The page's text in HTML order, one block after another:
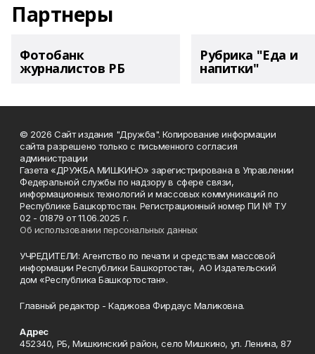
Партнеры
Фотобанк
журналистов РБ
Рубрика "Еда и
напитки"
© 2026 Сайт издания "Дружба". Копирование информации
сайта разрешено только с письменного согласия
администрации
Газета «ДРУЖБА МИШКИНО» зарегистрирована в Управлении
Федеральной службы по надзору в сфере связи,
информационных технологий и массовых коммуникаций по
Республике Башкортостан. Регистрационный номер ПИ № ТУ
02 - 01879 от 11.06.2025 г.
Об использовании персональных данных
УЧРЕДИТЕЛИ: Агентство по печати и средствам массовой
информации Республики Башкортостан, АО Издательский
дом «Республика Башкортостан».
Главный редактор - Кадикова Фирдаус Маликовна.
Адрес
452340, РБ, Мишкинский район, село Мишкино, ул. Ленина, 87